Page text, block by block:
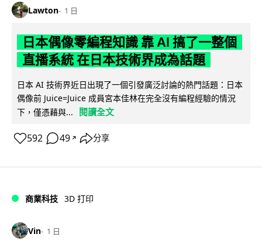
Lawton 1 日
日本偶像零編程知識 靠 AI 搞了一整個
直播系統 在日本技術界成為話題
日本 AI 技術界近日出現了一個引發廣泛討論的熱門話題：日本
偶像前 Juice=Juice 成員宮本佳林在完全沒有編程經驗的情況
下，僅憑藉與...
閱讀全文
592 49 ↗ 分享
商業科技 3D 打印
Vin 1 日